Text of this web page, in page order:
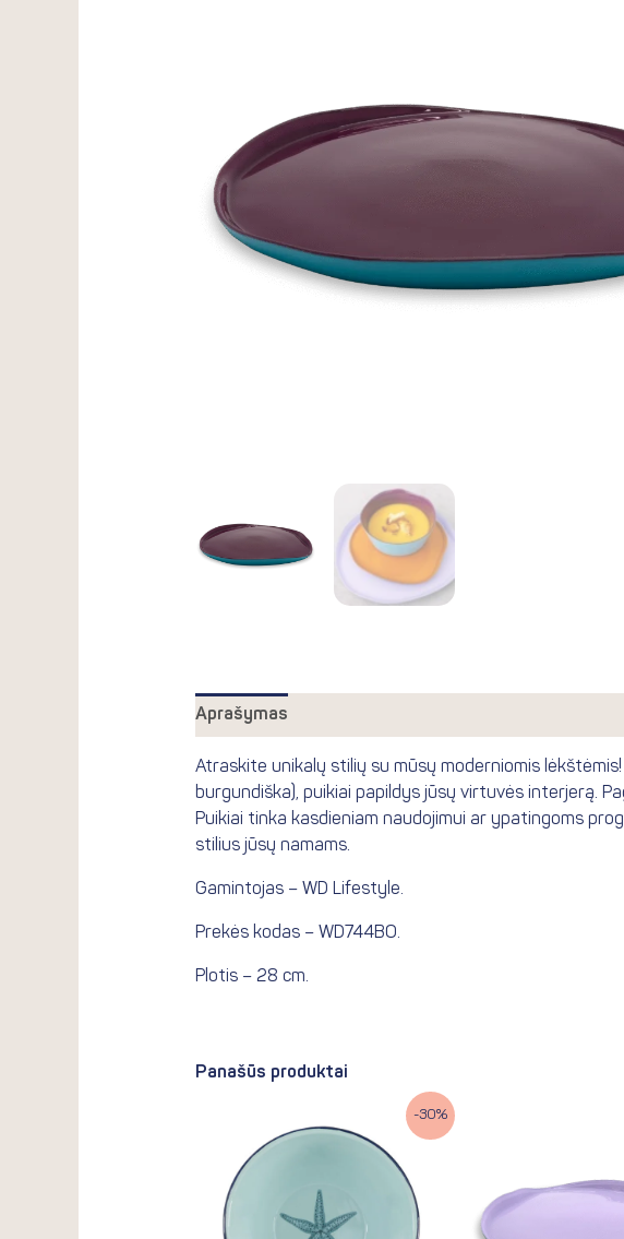
Aprašymas
Atraskite unikalų stilių su mūsų moderniomis
burgundiška), puikiai papildys jūsų virtuvės interjerą.
Puikiai tinka kasdieniam naudojimui ar ypatingoms
stilius jūsų namams.
Gamintojas – WD Lifestyle.
Prekės kodas – WD744BO.
Plotis – 28 cm.
Panašūs produktai
-30%
was:
20.90€.
price